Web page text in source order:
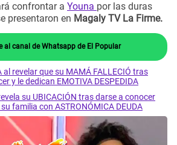
confrontar a Youna por las duras
presentaron en Magaly TV La Firme.
al canal de Whatsapp de El Popular
al revelar que su MAMÁ FALLECIÓ tras
y le dedican EMOTIVA DESPEDIDA
su UBICACIÓN tras darse a conocer
familia con ASTRONÓMICA DEUDA